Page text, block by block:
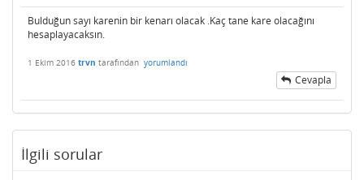
Bulduğun sayı karenin bir kenarı olacak .Kaç tane kare olacağını
hesaplayacaksın.
1 Ekim 2016 trvn tarafından yorumlandı
Cevapla
İlgili sorular